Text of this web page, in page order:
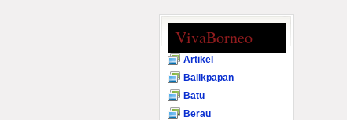
VivaBorneo
Artikel
Balikpapan
Batu
Berau